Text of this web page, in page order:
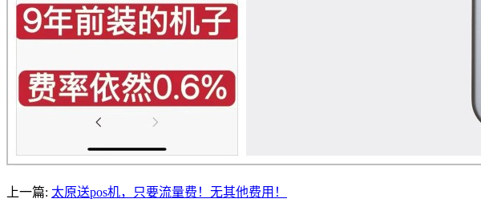
上一篇: 太原送pos机，只要流量费！无其他费用！